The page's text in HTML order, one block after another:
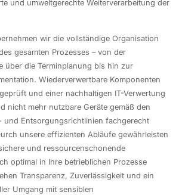
und umweltgerechte Weiterverarbeitung der
wir die vollständige Organisation
gesamten Prozesses – von der
über die Terminplanung bis hin zur
Wiederverwertbare Komponenten
und einer nachhaltigen IT-Verwertung
nicht mehr nutzbare Geräte gemäß den
und Entsorgungsrichtlinien fachgerecht
unsere effizienten Abläufe gewährleisten
und ressourcenschonende
optimal in Ihre betrieblichen Prozesse
Transparenz, Zuverlässigkeit und ein
Umgang mit sensiblen